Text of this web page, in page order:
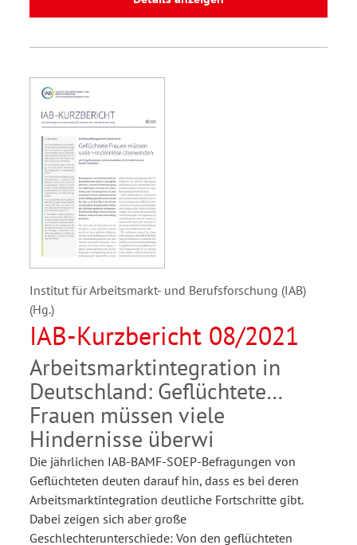
Institut für Arbeitsmarkt- und Berufsforschung (IAB)
(Hg.)
IAB-Kurzbericht 08/2021
Arbeitsmarktintegration in
Deutschland: Geflüchtete
Frauen müssen viele
Hindernisse überwi
Die jährlichen IAB-BAMF-SOEP-Befragungen von
Geflüchteten deuten darauf hin, dass es bei deren
Arbeitsmarktintegration deutliche Fortschritte gibt.
Dabei zeigen sich aber große
Geschlechterunterschiede: Von den geflüchteten